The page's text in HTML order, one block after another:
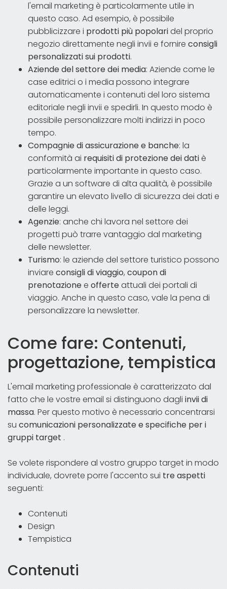
l'email marketing è particolarmente utile in
questo caso. Ad esempio, è possibile
pubblicizzare i prodotti più popolaridel proprio
negozio direttamente negli invii e fornire consigli
personalizzati sui prodotti.
Aziende del settore dei media: Aziende come le
case editrici o i media possono integrare
automaticamente i contenuti del loro sistema
editoriale negli invii e spedirli. In questo modo è
possibile personalizzare molti indirizzi in poco
tempo.
Compagnie di assicurazione e banche: la
conformità ai requisiti di protezione dei datiè
particolarmente importante in questo caso.
Grazie a un software di alta qualità, è possibile
garantire un elevato livello di sicurezza dei dati e
delle leggi.
Agenzie: anche chi lavora nel settore dei
progetti può trarre vantaggio dal marketing
delle newsletter.
Turismo: le aziende del settore turistico possono
inviare consigli di viaggio, coupon di
prenotazionee offerteattuali dei portali di
viaggio. Anche in questo caso, vale la pena di
personalizzare la newsletter.
Come fare: Contenuti,
progettazione, tempistica
L'email marketing professionale è caratterizzato dal
fatto che le vostre email si distinguono dagli invii di
massa. Per questo motivo è necessario concentrarsi
su comunicazioni personalizzate e specifiche per i
gruppi target .
Se volete rispondere al vostro gruppo target in modo
individuale, dovrete porre l'accento sui tre aspetti
seguenti:
Contenuti
Design
Tempistica
Contenuti